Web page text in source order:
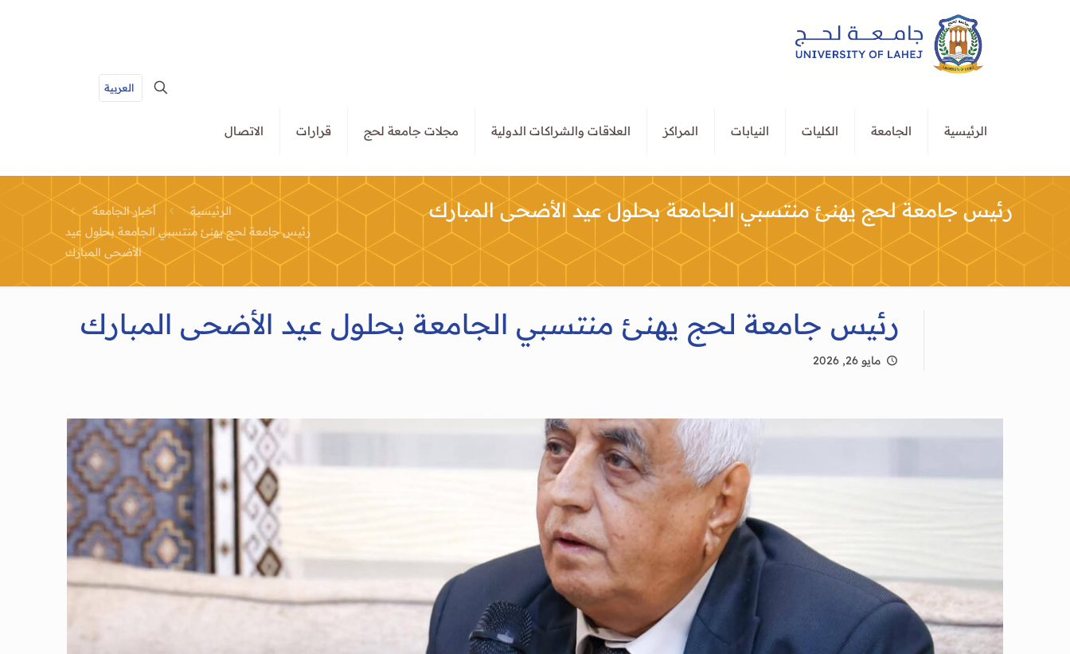
الرئيسية الجامعة الكليات النيابات المراكز العلاقات والشراكات الدولية مجلات جامعة لحج قرارات الاتصال
العربية
رئيس جامعة لحج يهنئ منتسبي الجامعة بحلول عيد الأضحى المبارك الرئيسية
أخبار الجامعة
رئيس جامعة لحج يهنئ منتسبي الجامعة بحلول عيد
الأضحى المبارك
رئيس جامعة لحج يهنئ منتسبي الجامعة بحلول عيد الأضحى المبارك
مايو 26, 2026